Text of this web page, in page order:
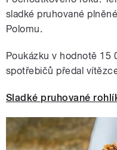
sladké pruhované
Polomu.
Poukázku v hodnotě 15
spotřebičů předal
Sladké pruhované